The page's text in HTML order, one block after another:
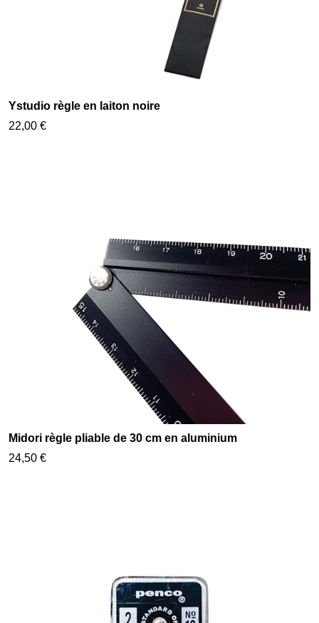
Ystudio règle en laiton noire
22,00 €
Midori règle pliable de 30 cm en aluminium
24,50 €